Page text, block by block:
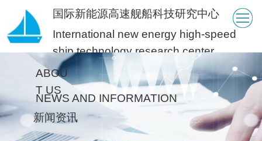
International new energy high-speed
ship technology research center
国际新能源高速舰船科技研究中心
ABOU
T US
NEWS AND INFORMATION
新闻资讯